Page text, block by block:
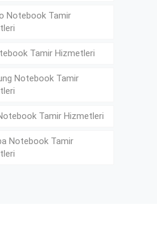
Notebook Tamir
Tamir Hizmetleri
Notebook Tamir
Tamir Hizmetleri
Notebook Tamir